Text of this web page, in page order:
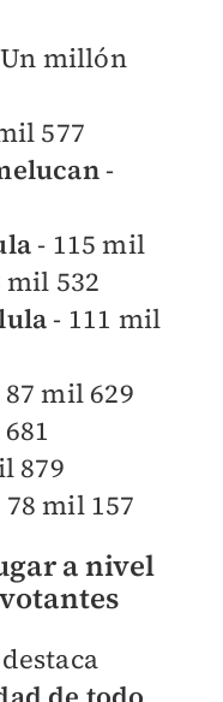
millón
577
-
- 115 mil
mil 532
- 111 mil
87 mil 629
879
78 mil 157
a nivel